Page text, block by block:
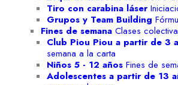
Tiro con carabina láser
Grupos y Team Building
Fines de semana Clases
Club Piou Piou a partir de 3
semana a la carta
Niños 5 - 12 años Fines de
Adolescentes a partir de 13